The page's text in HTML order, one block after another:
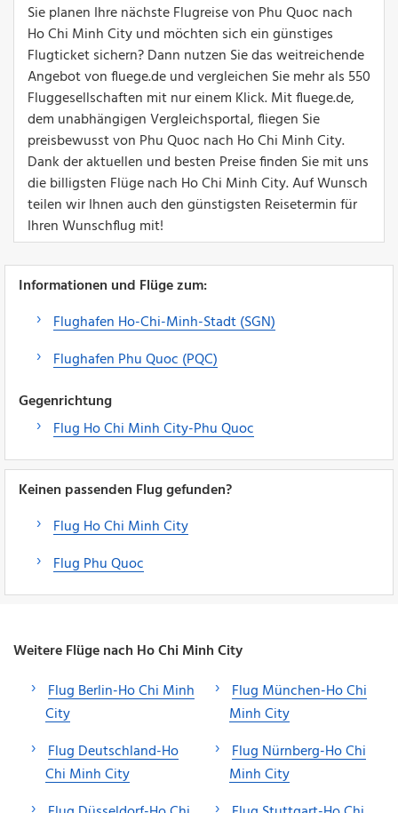
Sie planen Ihre nächste Flugreise von Phu Quoc nach
Ho Chi Minh City und möchten sich ein günstiges
Flugticket sichern? Dann nutzen Sie das weitreichende
Angebot von fluege.de und vergleichen Sie mehr als 550
Fluggesellschaften mit nur einem Klick. Mit fluege.de,
dem unabhängigen Vergleichsportal, fliegen Sie
preisbewusst von Phu Quoc nach Ho Chi Minh City.
Dank der aktuellen und besten Preise finden Sie mit uns
die billigsten Flüge nach Ho Chi Minh City. Auf Wunsch
teilen wir Ihnen auch den günstigsten Reisetermin für
Ihren Wunschflug mit!
Informationen und Flüge zum:
Flughafen Ho-Chi-Minh-Stadt (SGN)
Flughafen Phu Quoc (PQC)
Gegenrichtung
Flug Ho Chi Minh City-Phu Quoc
Keinen passenden Flug gefunden?
Flug Ho Chi Minh City
Flug Phu Quoc
Weitere Flüge nach Ho Chi Minh City
Flug Berlin-Ho Chi Minh
City
Flug Deutschland-Ho
Chi Minh City
Flug München-Ho Chi
Minh City
Flug Nürnberg-Ho Chi
Minh City